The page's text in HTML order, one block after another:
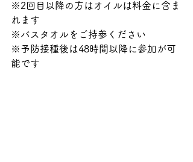
※2回目以降の方はオイルは料金に含ま
れます
※バスタオルをご持参ください
※予防接種後は48時間以降に参加が可
能です